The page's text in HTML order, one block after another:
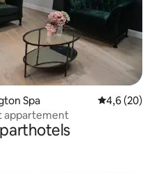
Spa Gemiddelde
4,6 (20)
appartement